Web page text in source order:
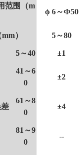
范围（m
ϕ 6～Ф50
mm） 5～80
5～40 ±1
41～6
0
±2
61～8
0
±4
81～9
0
--